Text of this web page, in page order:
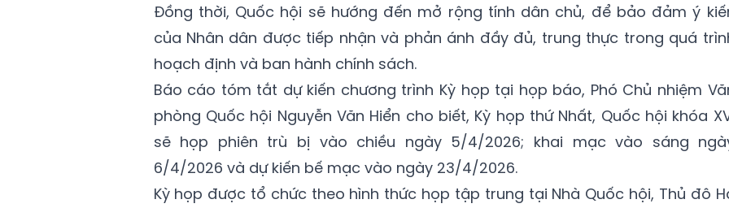
Đồng thời, Quốc hội sẽ hướng đến mở rộng tính dân chủ, để bảo đảm ý
của Nhân dân được tiếp nhận và phản ánh đầy đủ, trung thực trong quá
hoạch định và ban hành chính sách.
Báo cáo tóm tắt dự kiến chương trình Kỳ họp tại họp báo, Phó Chủ nhiệm
phòng Quốc hội Nguyễn Văn Hiển cho biết, Kỳ họp thứ Nhất, Quốc hội khóa
sẽ họp phiên trù bị vào chiều ngày 5/4/2026; khai mạc vào sáng
6/4/2026 và dự kiến bế mạc vào ngày 23/4/2026.
Kỳ họp được tổ chức theo hình thức họp tập trung tại Nhà Quốc hội, Thủ đô